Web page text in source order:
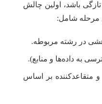
باشد، اولین چالش
مرحله شامل:
در رشته مربوطه.
به داده‌ها و منابع).
متقاعدکننده بر اساس